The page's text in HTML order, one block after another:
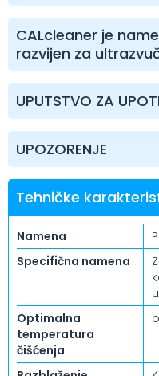
CALcleaner je
razvijen za
UPUTSTVO ZA
UPOZORENJE
Tehničke
Namena
Specifična namena
Optimalna
temperatura
čišćenja